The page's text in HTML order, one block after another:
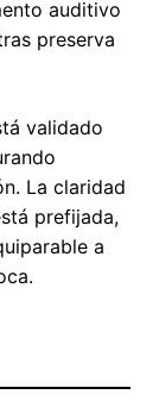
auditivo
preserva
validado
La claridad
prefijada,
a